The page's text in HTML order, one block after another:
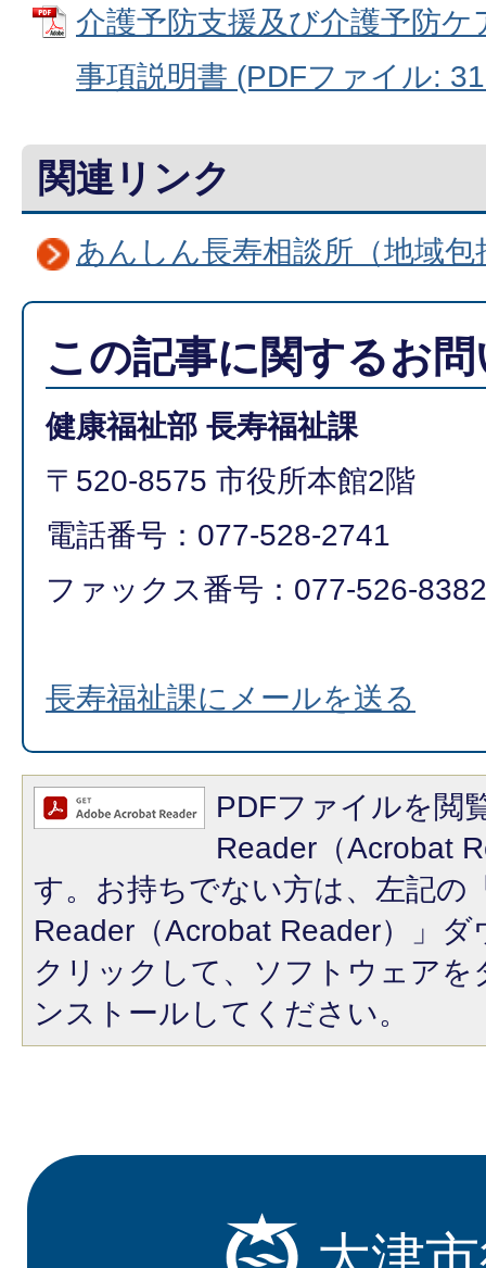
介護予防支援及び介護予防
事項説明書 (PDFファイル:
関連リンク
あんしん長寿相談所（地域
この記事に関するお
健康福祉部 長寿福祉課
〒520-8575 市役所本館2階
電話番号：077-528-2741
ファックス番号：077-526-8382
長寿福祉課にメールを送る
PDFファイルを閲
Reader（Acrobat
す。お持ちでない方は、左記の
Reader（Acrobat Reader）」
クリックして、ソフトウェア
ンストールしてください。